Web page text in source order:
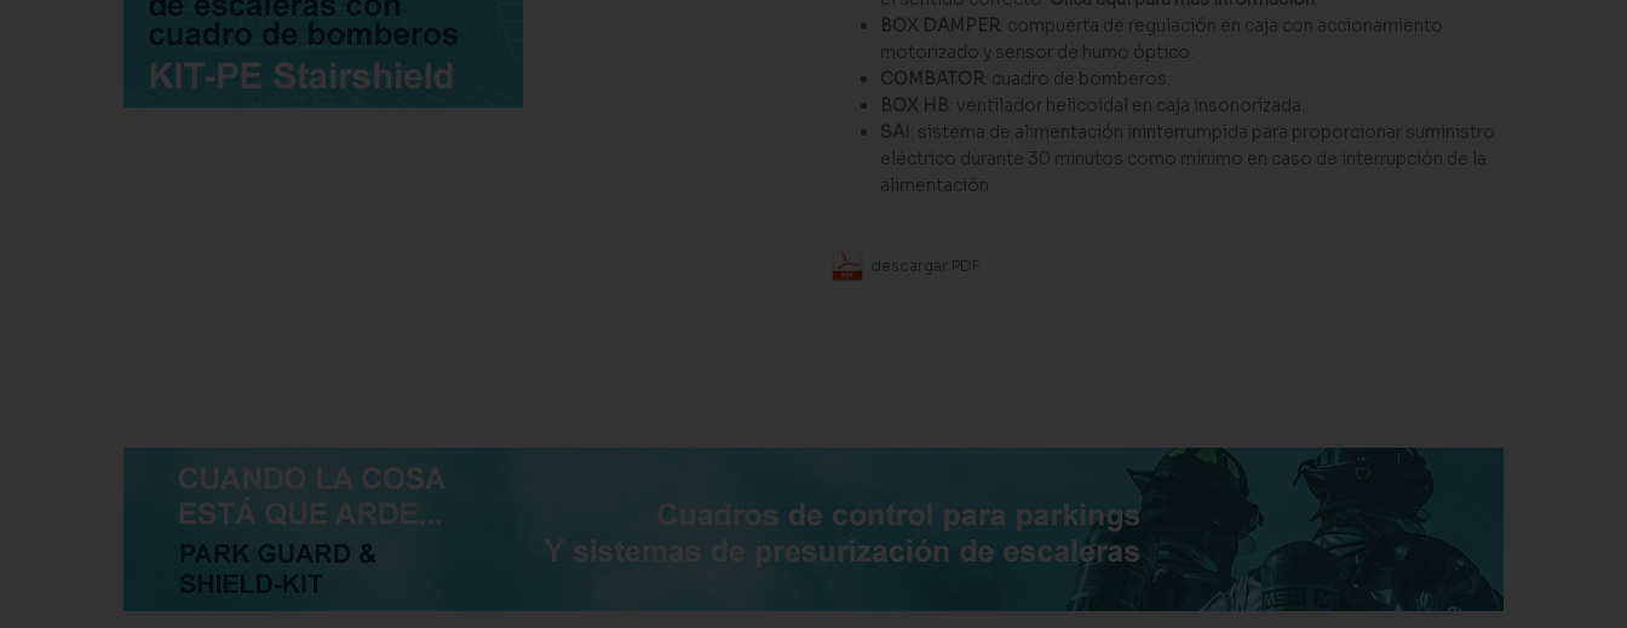
BOX DAMPER: compuerta de regulación en caja con accionamiento
motorizado y sensor de humo óptico.
COMBATOR: cuadro de bomberos.
BOX HB: ventilador helicoidal en caja insonorizada.
SAI : sistema de alimentación ininterrumpida para proporcionar suministro
eléctrico durante 30 minutos como mínimo en caso de interrupción de la
alimentación.
descargar PDF